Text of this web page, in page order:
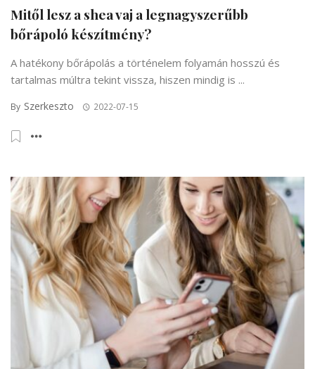
Mitől lesz a shea vaj a legnagyszerűbb
bőrápoló készítmény?
A hatékony bőrápolás a történelem folyamán hosszú és
tartalmas múltra tekint vissza, hiszen mindig is ...
By Szerkeszto 2022-07-15